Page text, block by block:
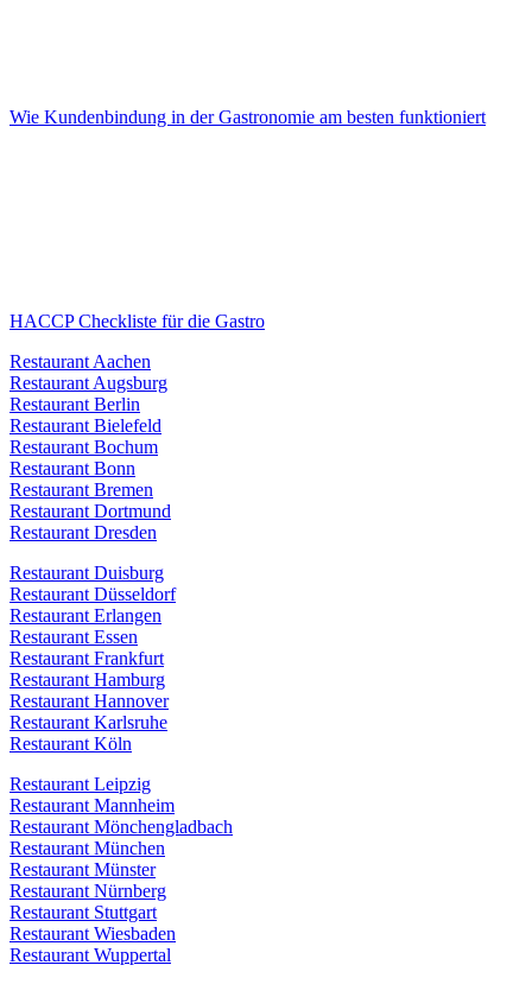
Wie Kundenbindung in der Gastronomie am besten funktioniert
HACCP Checkliste für die Gastro
Restaurant Aachen
Restaurant Augsburg
Restaurant Berlin
Restaurant Bielefeld
Restaurant Bochum
Restaurant Bonn
Restaurant Bremen
Restaurant Dortmund
Restaurant Dresden
Restaurant Duisburg
Restaurant Düsseldorf
Restaurant Erlangen
Restaurant Essen
Restaurant Frankfurt
Restaurant Hamburg
Restaurant Hannover
Restaurant Karlsruhe
Restaurant Köln
Restaurant Leipzig
Restaurant Mannheim
Restaurant Mönchengladbach
Restaurant München
Restaurant Münster
Restaurant Nürnberg
Restaurant Stuttgart
Restaurant Wiesbaden
Restaurant Wuppertal